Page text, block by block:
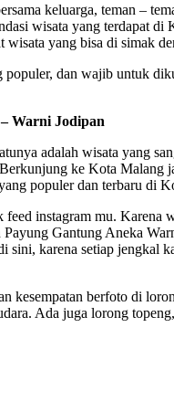
keluarga, teman –
wisata yang terdapat di
wisata yang bisa di simak
populer, dan wajib untuk
Warni Jodipan
adalah wisata yang
ke Kota Malang
populer dan terbaru di
instagram mu. Karena
Gantung Aneka
sini, karena setiap jengkal
kesempatan berfoto di
Ada juga lorong